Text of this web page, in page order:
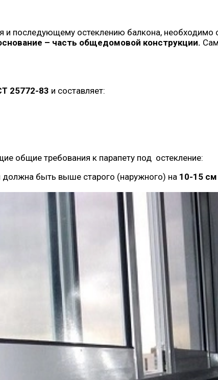
и последующему остеклению балкона, необходимо
– часть общедомовой конструкции.
25772-83 и составляет:
общие требования к парапету под остекление:
должна быть выше старого (наружного) на 10-15 см